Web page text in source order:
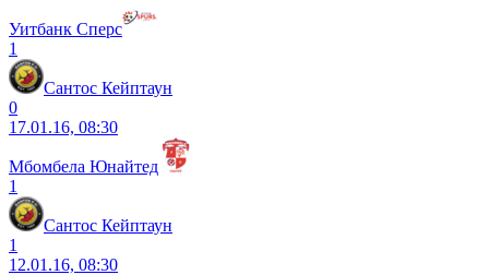
Уитбанк Сперс
1
Сантос Кейптаун
0
17.01.16, 08:30
Мбомбела Юнайтед
1
Сантос Кейптаун
1
12.01.16, 08:30